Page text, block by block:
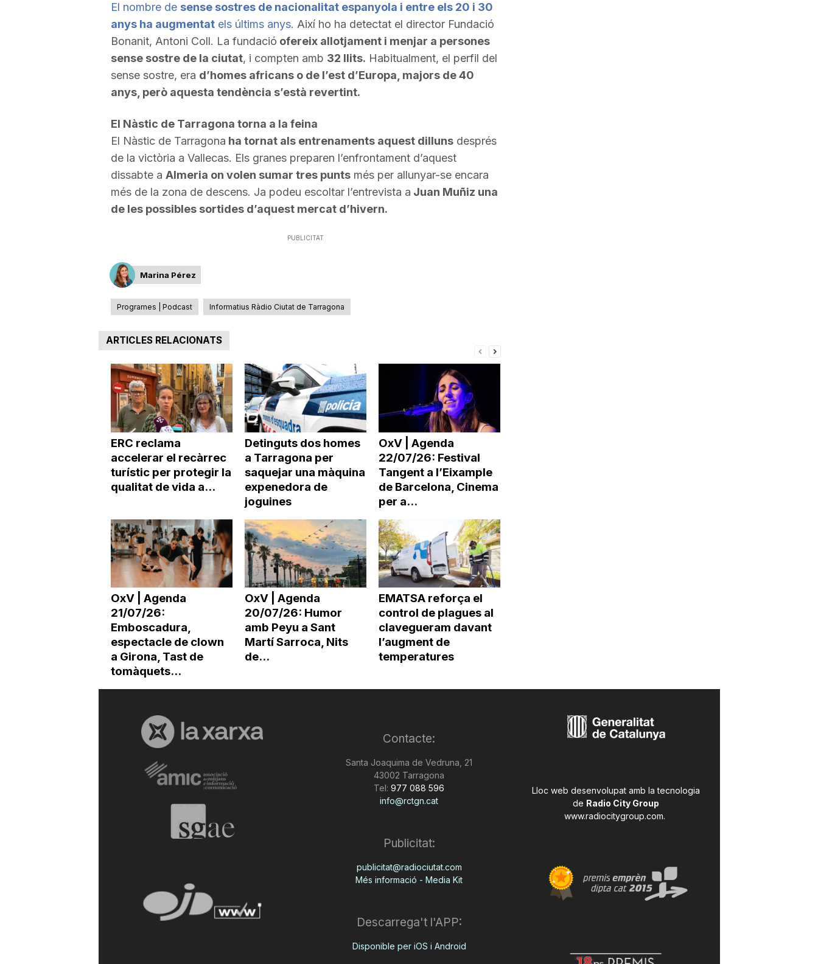
El nombre de sense sostres de nacionalitat espanyola i entre els 20 i 30
anys ha augmentatels últims anys. Així ho ha detectat el director Fundació
Bonanit, Antoni Coll. La fundació ofereix allotjament i menjar a persones
sense sostre de la ciutat, i compten amb 32 llits. Habitualment, el perfil del
sense sostre, era d’homes africans o de l’est d’Europa, majors de 40
anys, però aquesta tendència s’està revertint.
El Nàstic de Tarragona torna a la feina
El Nàstic de Tarragona ha tornat als entrenaments aquest dillunsdesprés
de la victòria a Vallecas. Els granes preparen l’enfrontament d’aquest
dissabte a Almeria on volen sumar tres puntsmés per allunyar-se encara
més de la zona de descens. Ja podeu escoltar l’entrevista a Juan Muñiz una
de les possibles sortides d’aquest mercat d’hivern.
PUBLICITAT
Marina Pérez
Programes | Podcast Informatius Ràdio Ciutat de Tarragona
ARTICLES RELACIONATS
ERC reclama
accelerar el recàrrec
turístic per protegir la
qualitat de vida a...
Detinguts dos homes
a Tarragona per
saquejar una màquina
expenedora de
joguines
OxV | Agenda
22/07/26: Festival
Tangent a l’Eixample
de Barcelona, Cinema
per a...
OxV | Agenda
21/07/26:
Emboscadura,
espectacle de clown
a Girona, Tast de
tomàquets...
OxV | Agenda
20/07/26: Humor
amb Peyu a Sant
Martí Sarroca, Nits
de...
EMATSA reforça el
control de plagues al
clavegueram davant
l’augment de
temperatures
Contacte:
Santa Joaquima de Vedruna, 21
43002 Tarragona
Tel: 977 088 596
info@rctgn.cat
Publicitat:
publicitat@radiociutat.com
Més informació - Media Kit
Descarrega't l'APP:
Disponible per iOS i Android
Lloc web desenvolupat amb la tecnologia
de Radio City Group
www.radiocitygroup.com.